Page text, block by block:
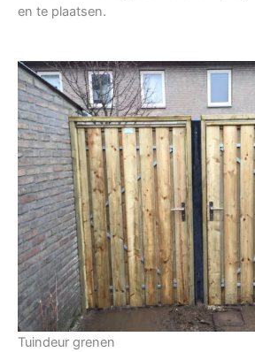
en te plaatsen.
Tuindeur grenen